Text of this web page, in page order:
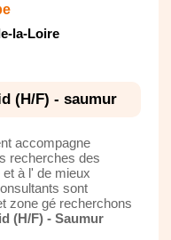
la-Loire
(H/F) - saumur
accompagne
recherches des
à l' de mieux
sont
zone gé recherchons
(H/F) - Saumur